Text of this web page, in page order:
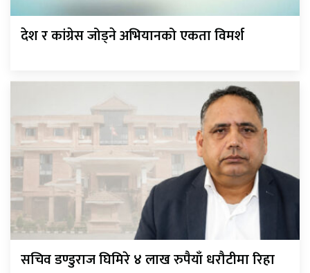
देश र कांग्रेस जोड्ने अभियानको एकता विमर्श
सचिव डण्डुराज घिमिरे ४ लाख रुपैयाँ धरौटीमा रिहा